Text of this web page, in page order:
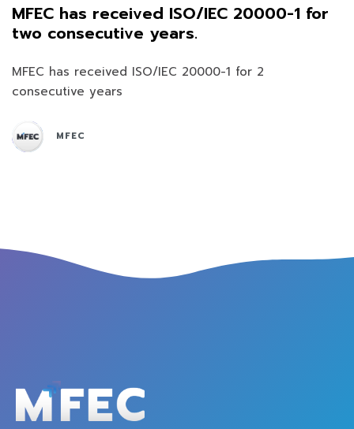
MFEC has received ISO/IEC 20000-1 for
two consecutive years.
MFEC has received ISO/IEC 20000-1 for 2
consecutive years
MFEC